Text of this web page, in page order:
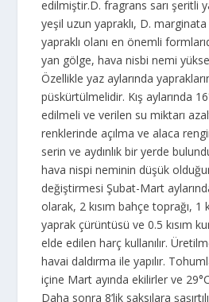
edilmiştir.D. fragrans sarı şeritli
yeşil uzun yapraklı, D. marginata
yapraklı olanı en önemli
yan gölge, hava nisbi nemi
Özellikle yaz aylarında
püskürtülmelidir. Kış aylarında
edilmeli ve verilen su miktarı
renklerinde açılma ve alaca
serin ve aydınlık bir yerde
hava nispi neminin düşük
değiştirmesi Şubat-Mart
olarak, 2 kısım bahçe toprağı, 1
yaprak çürüntüsü ve 0.5 kısım
elde edilen harç kullanılır.
havai daldırma ile yapılır.
içine Mart ayında ekilirler ve
Daha sonra 8’lik saksılara